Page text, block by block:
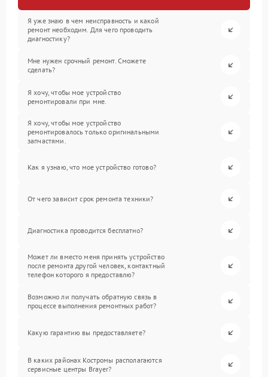
Я уже знаю в чем неисправность и какой
ремонт необходим. Для чего проводить
диагностику?
Мне нужен срочный ремонт. Сможете
сделать?
Я хочу, чтобы мое устройство
ремонтировали при мне.
Я хочу, чтобы мое устройство
ремонтировалось только оригинальными
запчастями.
Как я узнаю, что мое устройство готово?
От чего зависит срок ремонта техники?
Диагностика проводится бесплатно?
Может ли вместо меня принять устройство
после ремонта другой человек, контактный
телефон которого я предоставлю?
Возможно ли получать обратную связь в
процессе выполнения ремонтных работ?
Какую гарантию вы предоставляете?
В каких районах Костромы располагаются
сервисные центры Brayer?